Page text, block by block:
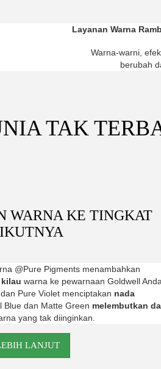
Layanan Warna
Warna-warni,
berubah
TAK
WARNA KE TINGKAT
@Pure Pigments menambahkan
kilau warna ke pewarnaan Goldwell Anda.
Pure Violet menciptakan nada
Blue dan Matte Green melembutkan
yang tak diinginkan.
LANJUT